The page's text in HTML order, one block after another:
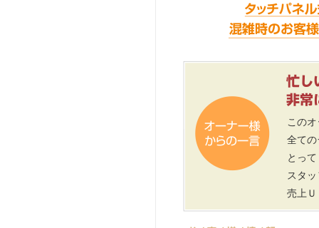
この
全て
とっ
スタ
売上